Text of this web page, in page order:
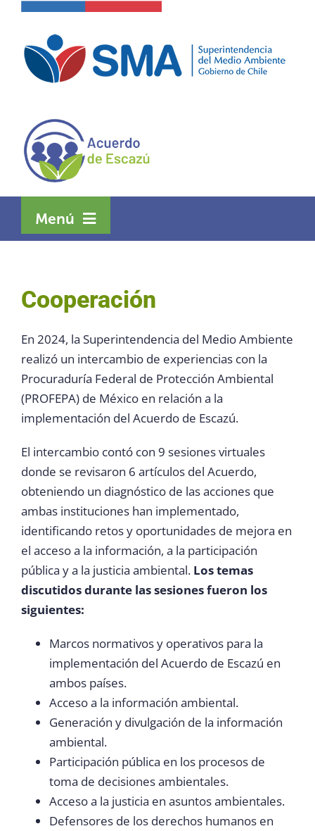
content
Menú
Acuerdo de Escazú
Atención ciudadana y denuncias
Noticias
Cooperación
En 2024, la Superintendencia del Medio Ambiente
realizó un intercambio de experiencias con la
Procuraduría Federal de Protección Ambiental
(PROFEPA) de México en relación a la
implementación del Acuerdo de Escazú.
El intercambio contó con 9 sesiones virtuales
donde se revisaron 6 artículos del Acuerdo,
obteniendo un diagnóstico de las acciones que
ambas instituciones han implementado,
identificando retos y oportunidades de mejora en
el acceso a la información, a la participación
pública y a la justicia ambiental. Los temas
discutidos durante las sesiones fueron los
siguientes:
Marcos normativos y operativos para la
implementación del Acuerdo de Escazú en
ambos países.
Acceso a la información ambiental.
Generación y divulgación de la información
ambiental.
Participación pública en los procesos de
toma de decisiones ambientales.
Acceso a la justicia en asuntos ambientales.
Defensores de los derechos humanos en